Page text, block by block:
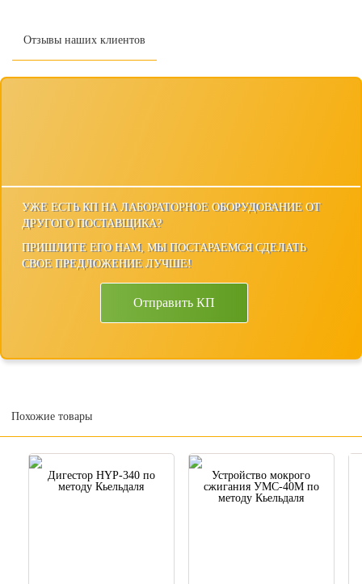
УЖЕ ЕСТЬ КП НА ЛАБОРАТОРНОЕ ОБОРУДОВАНИЕ ОТ
ДРУГОГО ПОСТАВЩИКА?
ПРИШЛИТЕ ЕГО НАМ, МЫ ПОСТАРАЕМСЯ СДЕЛАТЬ
СВОЕ ПРЕДЛОЖЕНИЕ ЛУЧШЕ!
Отправить КП
Похожие товары
Дигестор HYP-340 по
методу Кьельдаля
Устройство мокрого
сжигания УМС-40М по
методу Кьельдаля
Отзывы наших клиентов